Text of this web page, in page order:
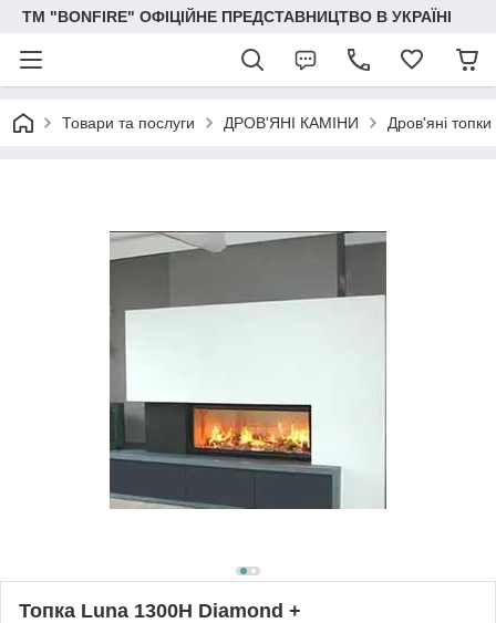
ТМ "BONFIRE" ОФІЦІЙНЕ ПРЕДСТАВНИЦТВО В УКРАЇНІ
Товари та послуги ДРОВ'ЯНІ КАМІНИ Дров'яні
Топка Luna 1300Н Diamond +